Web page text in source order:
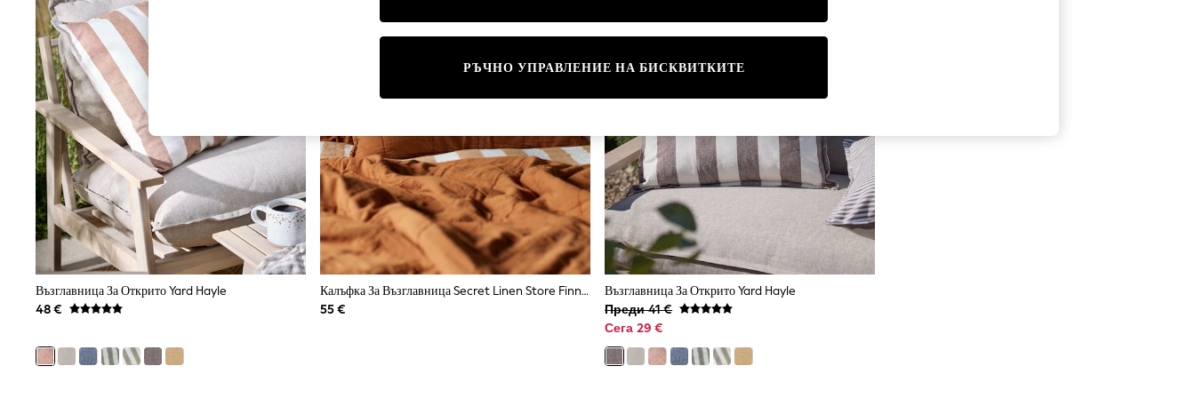
Sunglasses
Men's Holiday Shop
All Swimwear
Accessories
Bags & Luggage
Footwear
Hats
Linen Collection
Loafers
Polo Shirts
Sandals & Flipflops
Shirts
Shorts
Sunglasses
T-Shirts
Vests
Boys Holiday Shop
All swimwear
Polo Shirts
Възглавница За Открито Yard Hayle
48 €
Калъфка За Възглавница Secret Linen Store Finn Quilted
55 €
Възглавница За Открито Yard Hayle
Преди 41 €
Сега 29 €
РЪЧНО УПРАВЛЕНИЕ НА БИСКВИТКИТЕ